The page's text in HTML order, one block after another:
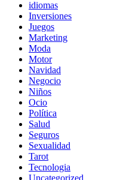
idiomas
Inversiones
Juegos
Marketing
Moda
Motor
Navidad
Negocio
Niños
Ocio
Política
Salud
Seguros
Sexualidad
Tarot
Tecnologia